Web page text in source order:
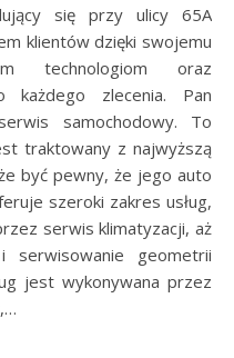
się przy ulicy 65A
klientów dzięki swojemu
technologiom oraz
każdego zlecenia. Pan
samochodowy. To
traktowany z najwyższą
być pewny, że jego auto
szeroki zakres usług,
serwis klimatyzacji, aż
serwisowanie geometrii
jest wykonywana przez